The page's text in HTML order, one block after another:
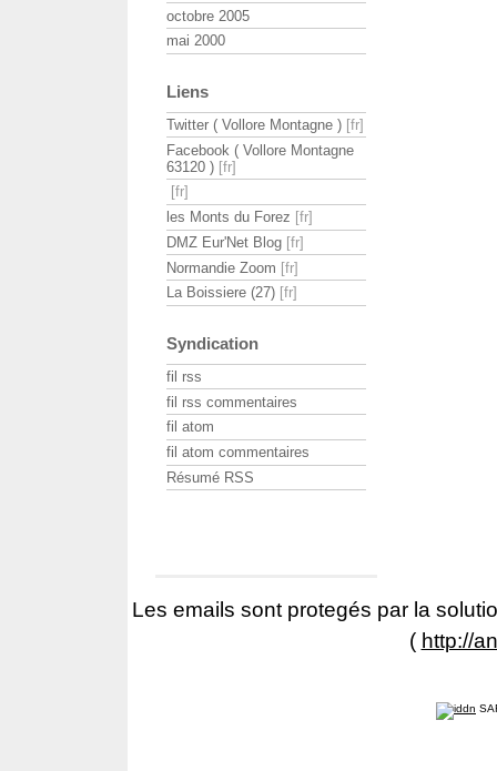
octobre 2005
mai 2000
Liens
Twitter ( Vollore Montagne )
Facebook ( Vollore Montagne
63120 )
les Monts du Forez
DMZ Eur'Net Blog
Normandie Zoom
La Boissiere (27)
Syndication
fil rss
fil rss commentaires
fil atom
fil atom commentaires
Résumé RSS
Les emails sont protegés par la
( http://